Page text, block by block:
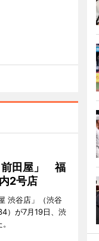
前田屋」 福
2号店
渋谷店」（渋谷
）が7月19日、渋